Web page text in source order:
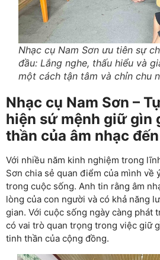
Nhạc cụ Nam Sơn ưu tiên sự
đầu: Lắng nghe, thấu hiểu và
một cách tận tâm và chỉn chu
Nhạc cụ Nam Sơn –
hiện sứ mệnh giữ gìn
thần của âm nhạc
Với nhiều năm kinh nghiệm trong
Sơn chia sẻ quan điểm của mình về
trong cuộc sống. Anh tin rằng âm
lòng của con người và có khả năng
gian. Với cuộc sống ngày càng phát
có vai trò quan trọng trong việc giữ
tinh thần của cộng đồng.